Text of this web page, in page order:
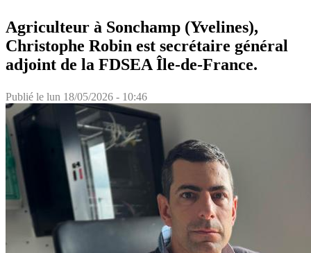
Agriculteur à Sonchamp (Yvelines),
Christophe Robin est secrétaire général
adjoint de la FDSEA Île-de-France.
Publié le lun 18/05/2026 - 10:46